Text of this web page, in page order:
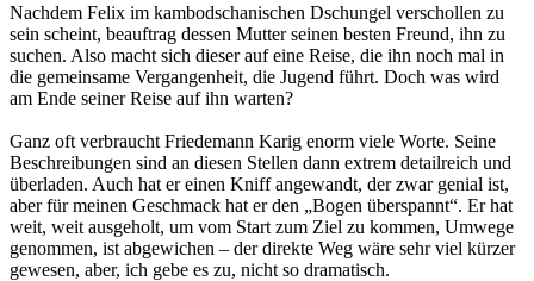
Nachdem Felix im kambodschanischen Dschungel verschollen zu
sein scheint, beauftrag dessen Mutter seinen besten Freund, ihn zu
suchen. Also macht sich dieser auf eine Reise, die ihn noch mal in
die gemeinsame Vergangenheit, die Jugend führt. Doch was wird
am Ende seiner Reise auf ihn warten?
Ganz oft verbraucht Friedemann Karig enorm viele Worte. Seine
Beschreibungen sind an diesen Stellen dann extrem detailreich und
überladen. Auch hat er einen Kniff angewandt, der zwar genial ist,
aber für meinen Geschmack hat er den „Bogen überspannt“. Er hat
weit, weit ausgeholt, um vom Start zum Ziel zu kommen, Umwege
genommen, ist abgewichen – der direkte Weg wäre sehr viel kürzer
gewesen, aber, ich gebe es zu, nicht so dramatisch.